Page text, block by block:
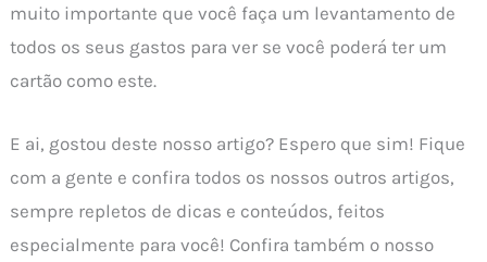
muito importante que você faça um levantamento de
todos os seus gastos para ver se você poderá ter um
cartão como este.
E ai, gostou deste nosso artigo? Espero que sim! Fique
com a gente e confira todos os nossos outros artigos,
sempre repletos de dicas e conteúdos, feitos
especialmente para você! Confira também o nosso